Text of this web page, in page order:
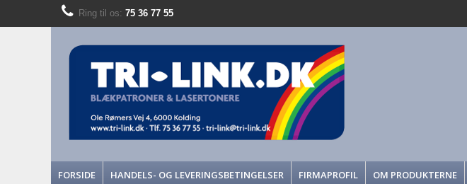
Ring til os: 75 36 77 55
FORSIDE HANDELS- OG LEVERINGSBETINGELSER FIRMAPROFIL OM PRODUKTERNE